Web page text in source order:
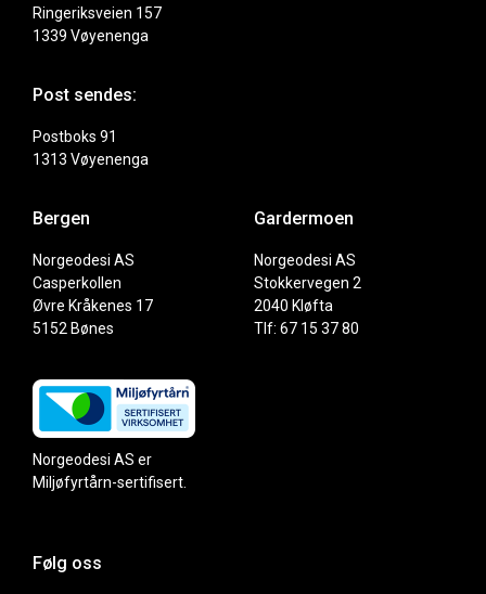
Ringeriksveien 157
1339 Vøyenenga
Post sendes:
Postboks 91
1313 Vøyenenga
Bergen
Norgeodesi AS
Casperkollen
Øvre Kråkenes 17
5152 Bønes
Gardermoen
Norgeodesi AS
Stokkervegen 2
2040 Kløfta
Tlf: 67 15 37 80
Norgeodesi AS er
Miljøfyrtårn-sertifisert.
Følg oss